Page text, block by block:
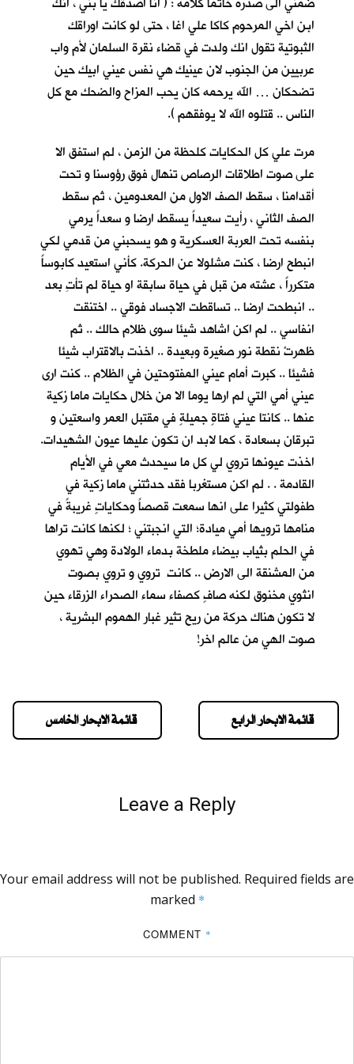
ابن اخي المرحوم كاكا علي اغا ، حتى لو كانت اوراقك
الثبوتية تقول انك ولدت في قضاء نقرة السلمان لأم واب
عربيين من الجنوب لان عينيك هي نفس عيني ابيك حين
تضحكان … الله يرحمه كان يحب المزاح والضحك مع كل
الناس .. قتلوه الله لا يوفقهم ).
مرت علي كل الحكايات كلحظة من الزمن ، لم استفق الا
على صوت اطلاقات الرصاص تنهال فوق رؤوسنا و تحت
أقدامنا ، سقط الصف الاول من المعدومين ، ثم سقط
الصف الثاني ، رأيت سعيداً يسقط ارضا و سعداً يرمي
بنفسه تحت العربة العسكرية و هو يسحبني من قدمي لكي
انبطح ارضا ، كنت مشلولا عن الحركة. كأني استعيد كابوساً
متكرراً ، عشته من قبل في حياة سابقة او حياة لم تأتِ بعد
.. انبطحت ارضا .. تساقطت الاجساد فوقي .. اختنقت
انفاسي .. لم اكن اشاهد شيئا سوى ظلام حالك .. ثم
ظهرتْ نقطة نور صغيرة وبعيدة .. اخذت بالاقتراب شيئا
فشيئا .. كبرت أمام عيني المفتوحتين في الظلام .. كنت ارى
عيني أمي التي لم ارها يوما الا من خلال حكايات ماما زكية
عنها .. كانتا عيني فتاةٍ جميلةٍ في مقتبل العمر واسعتين و
تبرقان بسعادة ، كما لابد ان تكون عليها عيون الشهيدات.
اخذت عيونها تروي لي كل ما سيحدث معي في الأيام
القادمة . . لم اكن مستغربا فقد حدثتني ماما زكية في
طفولتي كثيرا على انها سمعت قصصاً وحكاياتٍ غريبةً في
منامها ترويها أمي ميادة؛ التي انجبتني ؛ لكنها كانت تراها
في الحلم بثياب بيضاء ملطخة بدماء الولادة وهي تهوي
من المشنقة الى الارض .. كانت تروي و تروي بصوت
انثوي مخنوق لكنه صافٍ كصفاء سماء الصحراء الزرقاء حين
لا تكون هناك حركة من ريح تثير غبار الهموم البشرية ،
صوت الهي من عالم اخر!
قائمة الابحار الخامس قائمة الابحار الرابع
Leave a Reply
Your email address will not be published. Required fields are
marked *
COMMENT *